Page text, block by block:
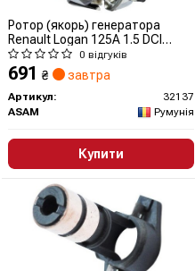
Ротор (якорь) генератора
Renault Logan 125A 1.5 DCI
(32137) Asam0 відгуків
691 ₴ завтра
Артикул:
32137
ASAM
Румунія
Купити